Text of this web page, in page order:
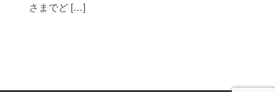
さまでど […]